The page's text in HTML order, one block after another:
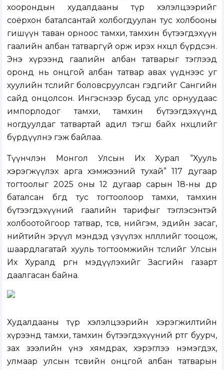
хоорондын худалдааны түр хэлэлцээрийг
соёрхон баталсантай холбогдуулан тус холбооны
гишүүн таван орноос тамхи, тамхин бүтээгдэхүүн
гаалийн албан татваргүй орж ирэх нөхцөл бүрдсэн.
Энэ хүрээнд гаалийн албан татварыг тэглээд
оронд нь онцгой албан татвар авах үүднээс уг
хуулийн төслийг боловсруулсан гэдгийг Сангийн
сайд онцолсон. Ингэснээр бусад улс орнуудаас
импорлодог тамхи, тамхин бүтээгдэхүүнд
ногдуулдаг татвартай адил тэгш байх нөхцөлийг
бүрдүүлнэ гэж байлаа.
Түүнчлэн Монгол Улсын Их Хурал “Хууль
хэрэгжүүлэх арга хэмжээний тухай” 117 дугаар
тогтоолыг 2025 оны 12 дугаар сарын 18-ны өдөр
баталсан бөгөөд тус тогтоолоор тамхи, тамхин
бүтээгдэхүүний гаалийн тарифыг тэглэсэнтэй
холбоотойгоор татвар, төсөв, нийгэм, эдийн засаг,
нийтийн эрүүл мэндэд үзүүлэх нөлөөллийг тооцож,
шаардлагатай хууль тогтоомжийн төслийг Улсын
Их Хуралд өргөн мэдүүлэхийг Засгийн газарт
даалгасан байна.
Худалдааны түр хэлэлцээрийн хэрэгжилтийн
хүрээнд тамхи, тамхин бүтээгдэхүүний өртөг буурч,
зах зээлийн үнэ хямдрах, хэрэглээ нэмэгдэх,
улмаар улсын төсвийн онцгой албан татварын